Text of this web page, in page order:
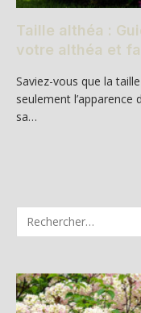
Taille althéa :
votre althéa et
Saviez-vous que la
seulement
sa…